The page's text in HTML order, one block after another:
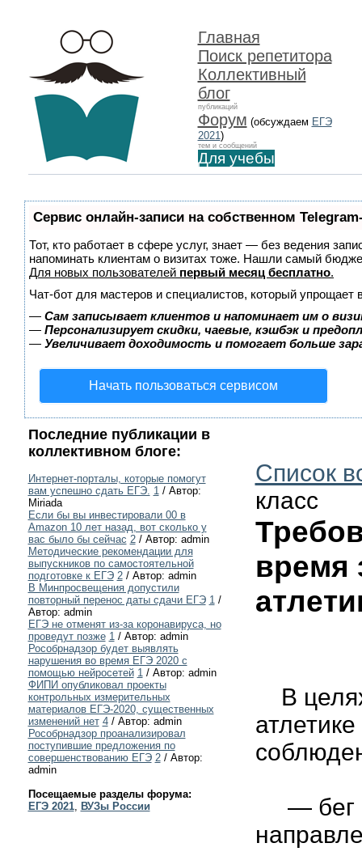
Главная
Поиск репетитора
Коллективный
блог
публикаций
Форум (обсуждаем ЕГЭ
2021)
тем и сообщений
Для учебы
Сервис онлайн-записи на собственном
Тот, кто работает в сфере услуг, знает — без ведения
напоминать клиентам о визитах тоже. Нашли самый
Для новых пользователей первый месяц бесплатно.
Чат-бот для мастеров и специалистов, который упрощает
— Сам записывает клиентов и напоминает им о
— Персонализирует скидки, чаевые, кэшбэк и
— Увеличивает доходимость и помогает больше
Начать пользоваться сервисом
Последние публикации в
коллективном блоге:
Интернет-порталы, которые помогут
вам успешно сдать ЕГЭ. 1/ Автор:
Miriada
Если бы вы инвестировали 00 в
Amazon 10 лет назад, вот сколько у
вас было бы сейчас 2/ Автор: admin
Методические рекомендации для
выпускников по самостоятельной
подготовке к ЕГЭ 2/ Автор: admin
В Минпросвещения допустили
повторный перенос даты сдачи ЕГЭ 1/
Автор: admin
ЕГЭ не отменят из-за коронавируса, но
проведут позже 1/ Автор: admin
Рособрнадзор будет выявлять
нарушения во время ЕГЭ 2020 с
помощью нейросетей 1/ Автор: admin
ФИПИ опубликовал проекты
контрольных измерительных
материалов ЕГЭ-2020, существенных
изменений нет 4/ Автор: admin
Рособрнадзор проанализировал
поступившие предложения по
совершенствованию ЕГЭ 2/ Автор:
admin
Посещаемые разделы форума:
ЕГЭ 2021, ВУЗы России
Список
класс
время
В целях
— бег